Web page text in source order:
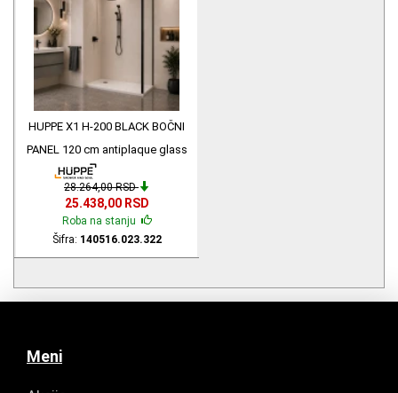
HUPPE X1 H-200 BLACK BOČNI
PANEL 120 cm antiplaque glass
h-200 140516.023.322
28.264,00 RSD
25.438,00 RSD
Roba na stanju
Šifra: 140516.023.322
Meni